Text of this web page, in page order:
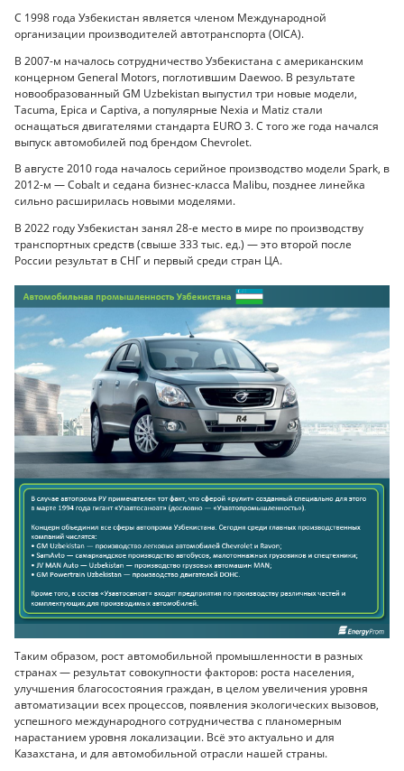
С 1998 года Узбекистан является членом Международной
организации производителей автотранспорта (OICA).
В 2007-м началось сотрудничество Узбекистана с американским
концерном General Motors, поглотившим Daewoo. В результате
новообразованный GM Uzbekistan выпустил три новые модели,
Tacuma, Epica и Captiva, а популярные Nexia и Matiz стали
оснащаться двигателями стандарта EURO 3. С того же года начался
выпуск автомобилей под брендом Chevrolet.
В августе 2010 года началось серийное производство модели Spark, в
2012-м — Cobalt и седана бизнес-класса Malibu, позднее линейка
сильно расширилась новыми моделями.
В 2022 году Узбекистан занял 28-е место в мире по производству
транспортных средств (свыше 333 тыс. ед.) — это второй после
России результат в СНГ и первый среди стран ЦА.
Таким образом, рост автомобильной промышленности в разных
странах — результат совокупности факторов: роста населения,
улучшения благосостояния граждан, в целом увеличения уровня
автоматизации всех процессов, появления экологических вызовов,
успешного международного сотрудничества с планомерным
нарастанием уровня локализации. Всё это актуально и для
Казахстана, и для автомобильной отрасли нашей страны.